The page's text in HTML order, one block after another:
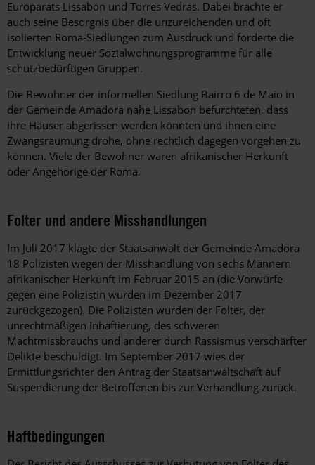
Europarats Lissabon und Torres Vedras. Dabei brachte er
auch seine Besorgnis über die unzureichenden und oft
isolierten Roma-Siedlungen zum Ausdruck und forderte die
Entwicklung neuer Sozialwohnungsprogramme für alle
schutzbedürftigen Gruppen.
Die Bewohner der informellen Siedlung Bairro 6 de Maio in
der Gemeinde Amadora nahe Lissabon befürchteten, dass
ihre Häuser abgerissen werden könnten und ihnen eine
Zwangsräumung drohe, ohne rechtlich dagegen vorgehen zu
können. Viele der Bewohner waren afrikanischer Herkunft
oder Angehörige der Roma.
Folter und andere Misshandlungen
Im Juli 2017 klagte der Staatsanwalt der Gemeinde Amadora
18 Polizisten wegen der Misshandlung von sechs Männern
afrikanischer Herkunft im Februar 2015 an (die Vorwürfe
gegen eine Polizistin wurden im Dezember 2017
zurückgezogen). Die Polizisten wurden der Folter, der
unrechtmäßigen Inhaftierung, des schweren
Machtmissbrauchs und anderer durch Rassismus verschärfter
Delikte beschuldigt. Im September 2017 wies der
Ermittlungsrichter den Antrag der Staatsanwaltschaft auf
Suspendierung der Betroffenen bis zur Verhandlung zurück.
Haftbedingungen